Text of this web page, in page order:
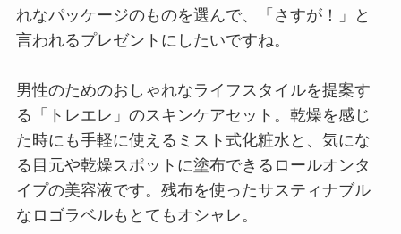
れなパッケージのものを選んで、「さすが！」と
言われるプレゼントにしたいですね。
男性のためのおしゃれなライフスタイルを提案す
る「トレエレ」のスキンケアセット。乾燥を感じ
た時にも手軽に使えるミスト式化粧水と、気にな
る目元や乾燥スポットに塗布できるロールオンタ
イプの美容液です。残布を使ったサスティナブル
なロゴラベルもとてもオシャレ。